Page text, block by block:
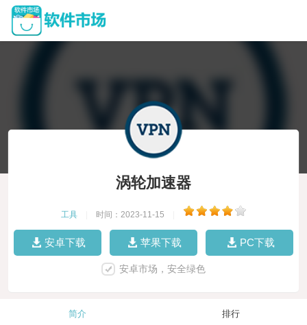
涡轮加速器
工具 时间：2023-11-15
安卓下载 苹果下载 PC下载
安卓市场，安全绿色
简介 排行